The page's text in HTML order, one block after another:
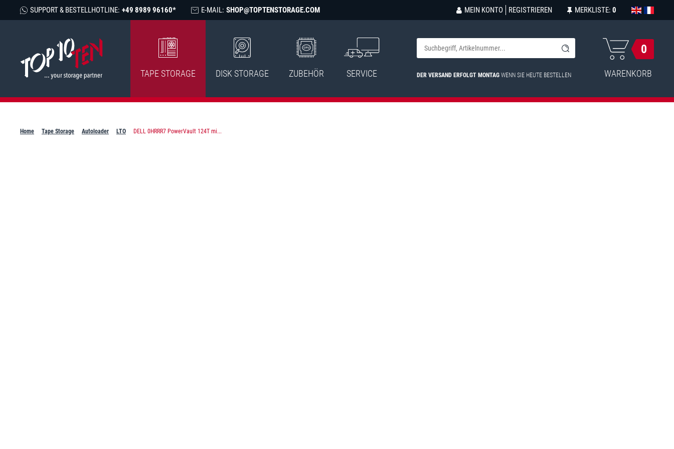
SUPPORT & BESTELLHOTLINE: +49 8989 96160* E-MAIL: SHOP@TOPTENSTORAGE.COM MEIN KONTO REGISTRIEREN MERKLISTE: 0
TAPE STORAGE DISK STORAGE ZUBEHÖR SERVICE DER VERSAND ERFOLGT MONTAG WENN SIE HEUTE BESTELLEN
0
WARENKORB
Home Tape Storage Autoloader LTO DELL 0HRRR7 PowerVault 124T mi...